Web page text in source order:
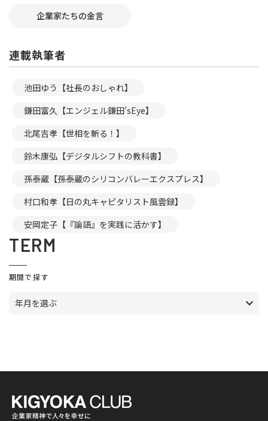
企業家たちの金言
連載執筆者
池田ゆう【社長のおしゃれ】
鎌田富久【エンジェル鎌田’sEye】
北尾吉孝【世相を斬る！】
鈴木康弘【デジタルシフトの教科書】
孫泰蔵【孫泰蔵のシリコンバレーエクスプレス】
村口和孝【日の丸キャピタリスト風雲録】
安岡定子【『論語』を実践に活かす】
TERM
期間で探す
年月を選ぶ